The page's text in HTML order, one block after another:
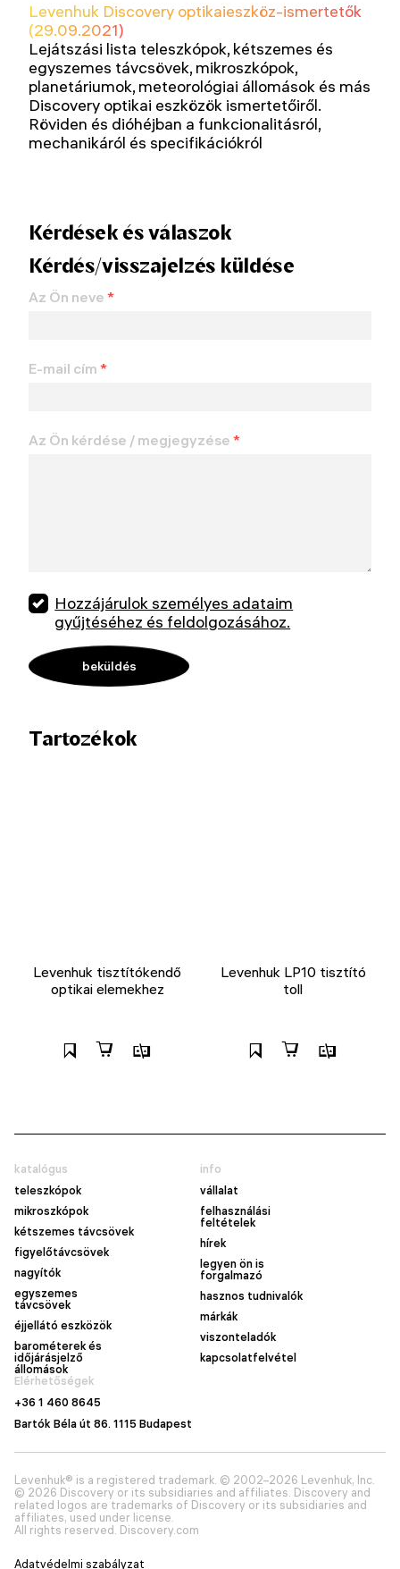
Levenhuk Discovery optikaieszköz-ismertetők
(29.09.2021)
Lejátszási lista teleszkópok, kétszemes és
egyszemes távcsövek, mikroszkópok,
planetáriumok, meteorológiai állomások és más
Discovery optikai eszközök ismertetőiről.
Röviden és dióhéjban a funkcionalitásról,
mechanikáról és specifikációkról
Kérdések és válaszok
Kérdés/visszajelzés küldése
Az Ön neve *
E-mail cím *
Az Ön kérdése / megjegyzése *
Hozzájárulok személyes adataim
gyűjtéséhez és feldolgozásához.
Tartozékok
Levenhuk tisztítókendő
optikai elemekhez
Levenhuk LP10 tisztító
toll
katalógus
teleszkópok
mikroszkópok
kétszemes távcsövek
figyelőtávcsövek
nagyítók
egyszemes
távcsövek
éjjellátó eszközök
barométerek és
időjárásjelző
állomások
info
vállalat
felhasználási
feltételek
hírek
legyen ön is
forgalmazó
hasznos tudnivalók
márkák
viszonteladók
kapcsolatfelvétel
Elérhetőségek
+36 1 460 8645
Bartók Béla út 86. 1115 Budapest
Levenhuk® is a registered trademark. © 2002–2026 Levenhuk, Inc.
© 2026 Discovery or its subsidiaries and affiliates. Discovery and
related logos are trademarks of Discovery or its subsidiaries and
affiliates, used under license.
All rights reserved. Discovery.com
Adatvédelmi szabályzat